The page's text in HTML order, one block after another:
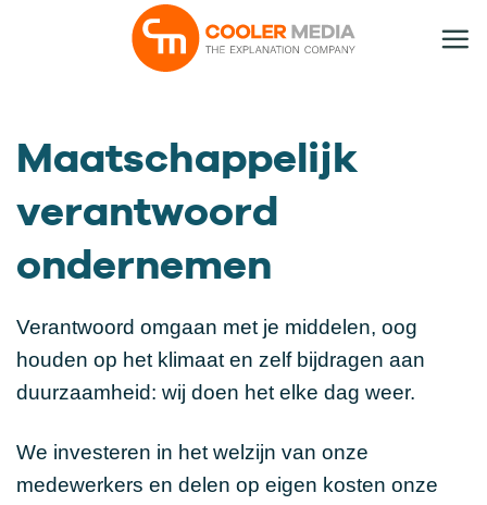
Maatschappelijk
verantwoord
ondernemen
Verantwoord omgaan met je middelen, oog
houden op het klimaat en zelf bijdragen aan
duurzaamheid: wij doen het elke dag weer.
We investeren in het welzijn van onze
medewerkers en delen op eigen kosten onze